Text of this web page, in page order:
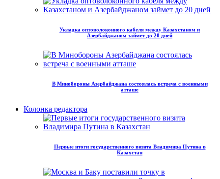
Укладка оптоволоконного кабеля между Казахстаном и
Азербайджаном займет до 20 дней
В Минобороны Азербайджана состоялась встреча с военными
атташе
Колонка редактора
Первые итоги государственного визита Владимира Путина в
Казахстан